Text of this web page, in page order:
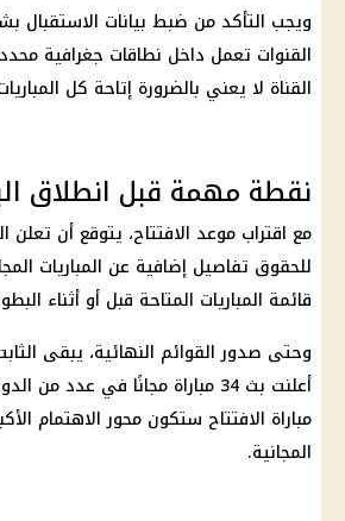
ويجب التأكد من ضبط بيانات
القنوات تعمل داخل نطاقات جغرافية
القناة لا يعني بالضرورة إتاحة كل
نقطة مهمة قبل انطلاق
مع اقتراب موعد الافتتاح، يتوقع أن تعلن
للحقوق تفاصيل إضافية عن المباريات
قائمة المباريات المتاحة قبل أو أثناء
أعلنت بث 34 مباراة مجانًا في عدد من
مباراة الافتتاح ستكون محور الاهتمام
المجانية.